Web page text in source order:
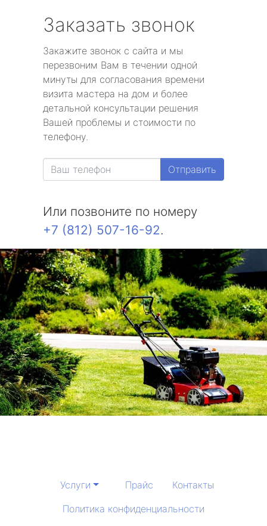
Заказать звонок
Закажите звонок с сайта и мы
перезвоним Вам в течении одной
минуты для согласования времени
визита мастера на дом и более
детальной консультации решения
Вашей проблемы и стоимости по
телефону.
Отправить
Или позвоните по номеру
+7 (812) 507-16-92.
Услуги Прайс
Контакты
Политика конфиденциальности